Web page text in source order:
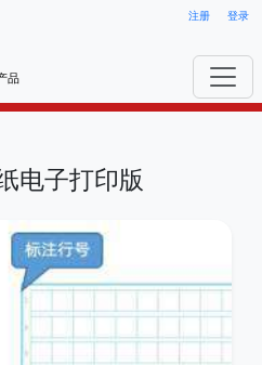
注册 登录
品
电子打印版